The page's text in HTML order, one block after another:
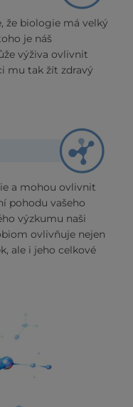
že biologie má velký
je náš
výživa ovlivnit
mu tak žít zdravý
a mohou ovlivnit
pohodu vašeho
výzkumu naši
ovlivňuje nejen
ale i jeho celkové